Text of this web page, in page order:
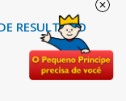
RESULTADO